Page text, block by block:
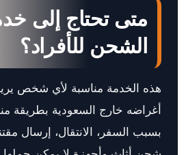
متى تحتاج إلى
الشحن للأفراد؟
هذه الخدمة مناسبة لأي شخص
أغراضه خارج السعودية بطريقة
بسبب السفر، الانتقال، إرسال